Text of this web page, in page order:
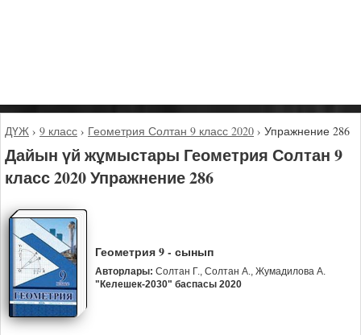
ДҮЖ › 9 класс › Геометрия Солтан 9 класс 2020 › Упражнение 286
Дайын үй жұмыстары Геометрия Солтан 9
класс 2020 Упражнение 286
Геометрия 9 - сынып
Авторлары: Солтан Г., Солтан А., Жумадилова А.
"Келешек-2030" баспасы 2020